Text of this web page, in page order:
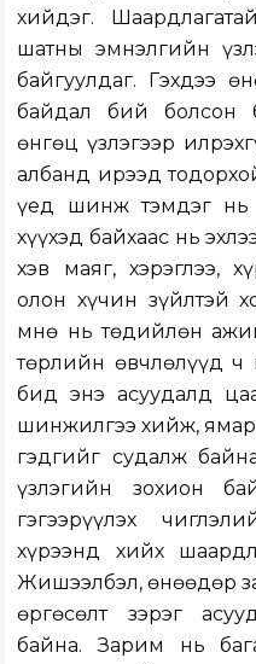
хийдэг.
шатны эмнэлгийн
байгуулдаг. Гэхдээ
байдал бий болсон
өнгөц үзлэгээр
албанд ирээд
үед шинж тэмдэг нь
хүүхэд байхаас нь
хэв маяг, хэрэглээ,
олон хүчин зүйлтэй
Өмнө нь төдийлөн
төрлийн өвчлөлүүд
бид энэ асуудалд
шинжилгээ хийж, ямар
гэдгийг судалж
үзлэгийн зохион
гэгээрүүлэх
хүрээнд хийх
Жишээлбэл, өнөөдөр
өргөсөлт зэрэг
байна. Зарим нь